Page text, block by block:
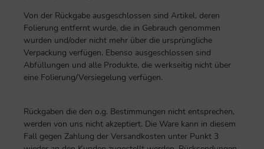
Von der Rückgabe ausgeschlossen sind Artikel, deren
Folierung entfernt wurde, die in Gebrauch genommen
wurden und/oder nicht mehr über die ursprüngliche
Verpackung verfügen, Ebenso ausgeschlossen sind
Abfüllungen und alle Produkte, die werkseitig nicht über
eine Folierung/Versiegelung verfügen.
Rückgaben die den o.g. Bestimmungen nicht entsprechen,
werden von uns nicht akzeptiert. Die Ware kann in diesem
Fall gegen Zahlung der Versandkosten unter Punkt 3